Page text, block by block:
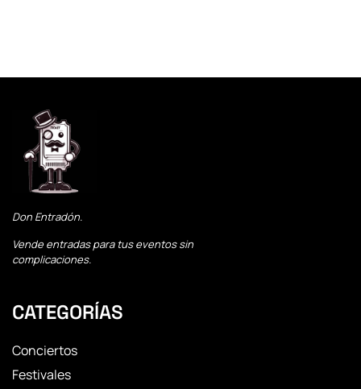
Don Entradón.
Vende entradas para tus eventos sin
complicaciones.
CATEGORÍAS
Conciertos
Festivales